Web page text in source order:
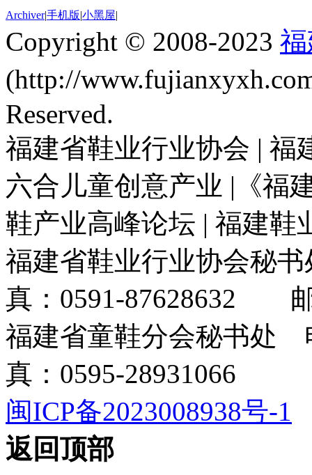
Archiver|手机版|小黑屋|
Copyright © 2008-2023
(http://
Reserved.
福建省鞋业行业协会 | 福
六合儿童创意产业 |《福
鞋产业高峰论坛 | 福建鞋
福建省鞋业行业协会秘
真：0591-87628632 邮
福建省童鞋分会秘书
真：0595-28931066
闽ICP备2023008938号-1
返回顶部